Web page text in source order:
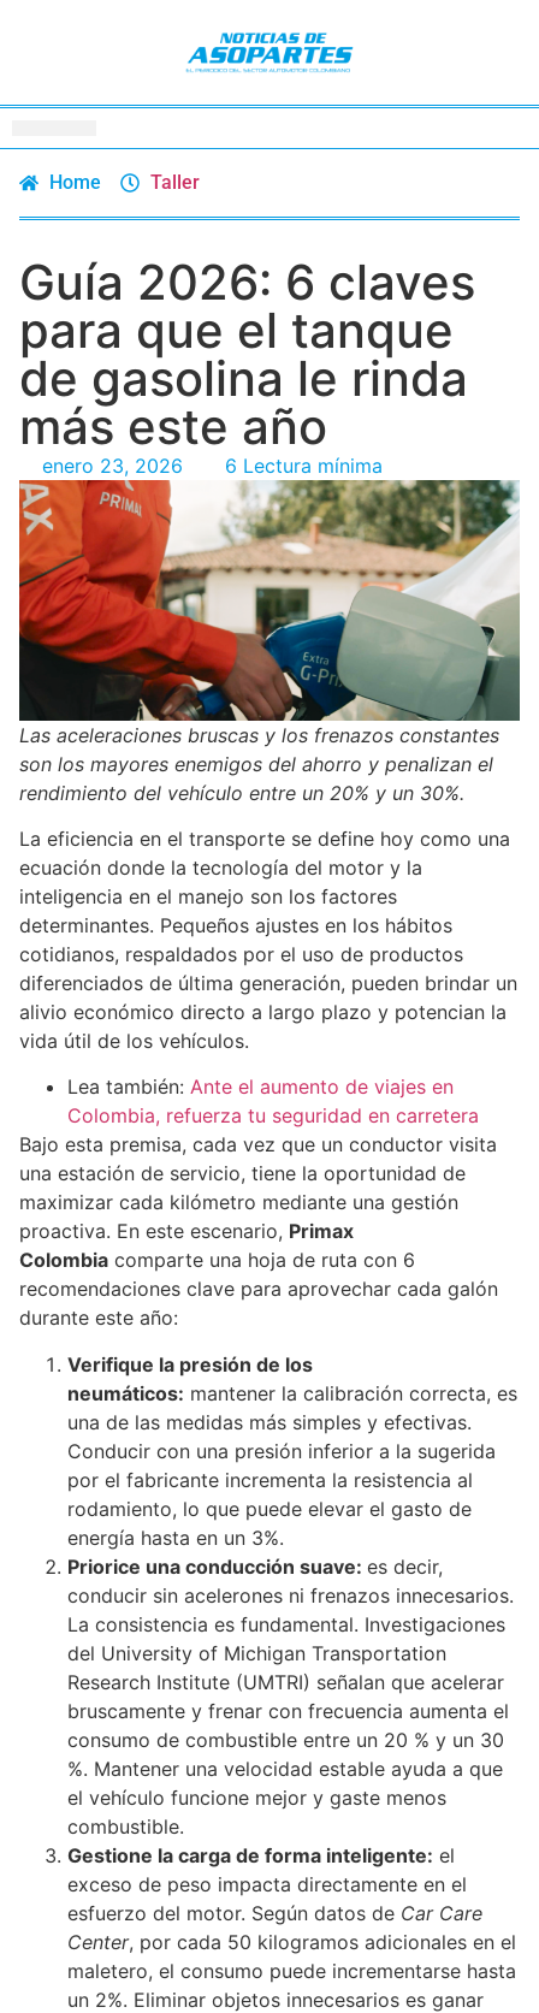
Home Taller
Guía 2026: 6 claves
para que el tanque
de gasolina le rinda
más este año
enero 23, 2026 6 Lectura mínima
Las aceleraciones bruscas y los frenazos constantes
son los mayores enemigos del ahorro y penalizan el
rendimiento del vehículo entre un 20% y un 30%.
La eficiencia en el transporte se define hoy como una
ecuación donde la tecnología del motor y la
inteligencia en el manejo son los factores
determinantes. Pequeños ajustes en los hábitos
cotidianos, respaldados por el uso de productos
diferenciados de última generación, pueden brindar un
alivio económico directo a largo plazo y potencian la
vida útil de los vehículos.
Lea también: Ante el aumento de viajes en
Colombia, refuerza tu seguridad en carretera
Bajo esta premisa, cada vez que un conductor visita
una estación de servicio, tiene la oportunidad de
maximizar cada kilómetro mediante una gestión
proactiva. En este escenario, Primax
Colombia comparte una hoja de ruta con 6
recomendaciones clave para aprovechar cada galón
durante este año:
Verifique la presión de los
neumáticos: mantener la calibración correcta, es
una de las medidas más simples y efectivas.
Conducir con una presión inferior a la sugerida
por el fabricante incrementa la resistencia al
rodamiento, lo que puede elevar el gasto de
energía hasta en un 3%.
Priorice una conducción suave: es decir,
conducir sin acelerones ni frenazos innecesarios.
La consistencia es fundamental. Investigaciones
del University of Michigan Transportation
Research Institute (UMTRI) señalan que acelerar
bruscamente y frenar con frecuencia aumenta el
consumo de combustible entre un 20 % y un 30
%. Mantener una velocidad estable ayuda a que
el vehículo funcione mejor y gaste menos
combustible.
Gestione la carga de forma inteligente: el
exceso de peso impacta directamente en el
esfuerzo del motor. Según datos de Car Care
Center, por cada 50 kilogramos adicionales en el
maletero, el consumo puede incrementarse hasta
un 2%. Eliminar objetos innecesarios es ganar